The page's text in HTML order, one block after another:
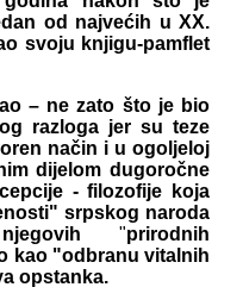
od najvećih u XX.
svoju knjigu-pamflet
– ne zato što je bio
razloga jer su teze
način i u ogoljeloj
dijelom dugoročne
- filozofije koja
srpskog naroda
"prirodnih
kao "odbranu vitalnih
opstanka.